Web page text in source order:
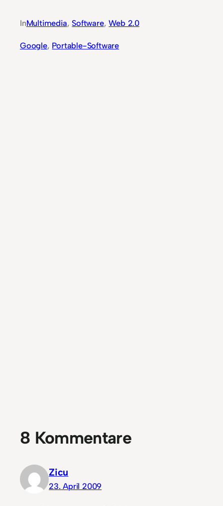
InMultimedia, Software, Web 2.0
Google, Portable-Software
8 Kommentare
Zicu
23. April 2009